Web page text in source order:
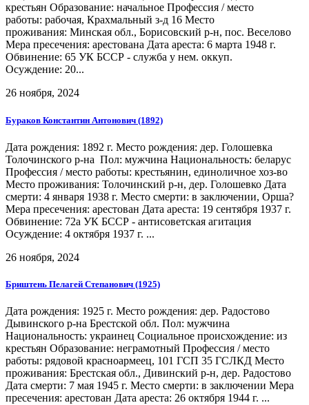
крестьян Образование: начальное Профессия / место
работы: рабочая, Крахмальный з-д 16 Место
проживания: Минская обл., Борисовский р-н, пос. Веселово
Мера пресечения: арестована Дата ареста: 6 марта 1948 г.
Обвинение: 65 УК БССР - служба у нем. оккуп.
Осуждение: 20...
26 ноября, 2024
Бураков Константин Антонович (1892)
Дата рождения: 1892 г. Место рождения: дер. Голошевка
Толочинского р-на Пол: мужчина Национальность: беларус
Профессия / место работы: крестьянин, единоличное хоз-во
Место проживания: Толочинский р-н, дер. Голошевко Дата
смерти: 4 января 1938 г. Место смерти: в заключении, Орша?
Мера пресечения: арестован Дата ареста: 19 сентября 1937 г.
Обвинение: 72а УК БССР - антисоветская агитация
Осуждение: 4 октября 1937 г. ...
26 ноября, 2024
Бриштень Пелагей Степанович (1925)
Дата рождения: 1925 г. Место рождения: дер. Радостово
Дывинского р-на Брестской обл. Пол: мужчина
Национальность: украинец Социальное происхождение: из
крестьян Образование: неграмотный Профессия / место
работы: рядовой красноармеец, 101 ГСП 35 ГСЛКД Место
проживания: Брестская обл., Дивинский р-н, дер. Радостово
Дата смерти: 7 мая 1945 г. Место смерти: в заключении Мера
пресечения: арестован Дата ареста: 26 октября 1944 г. ...